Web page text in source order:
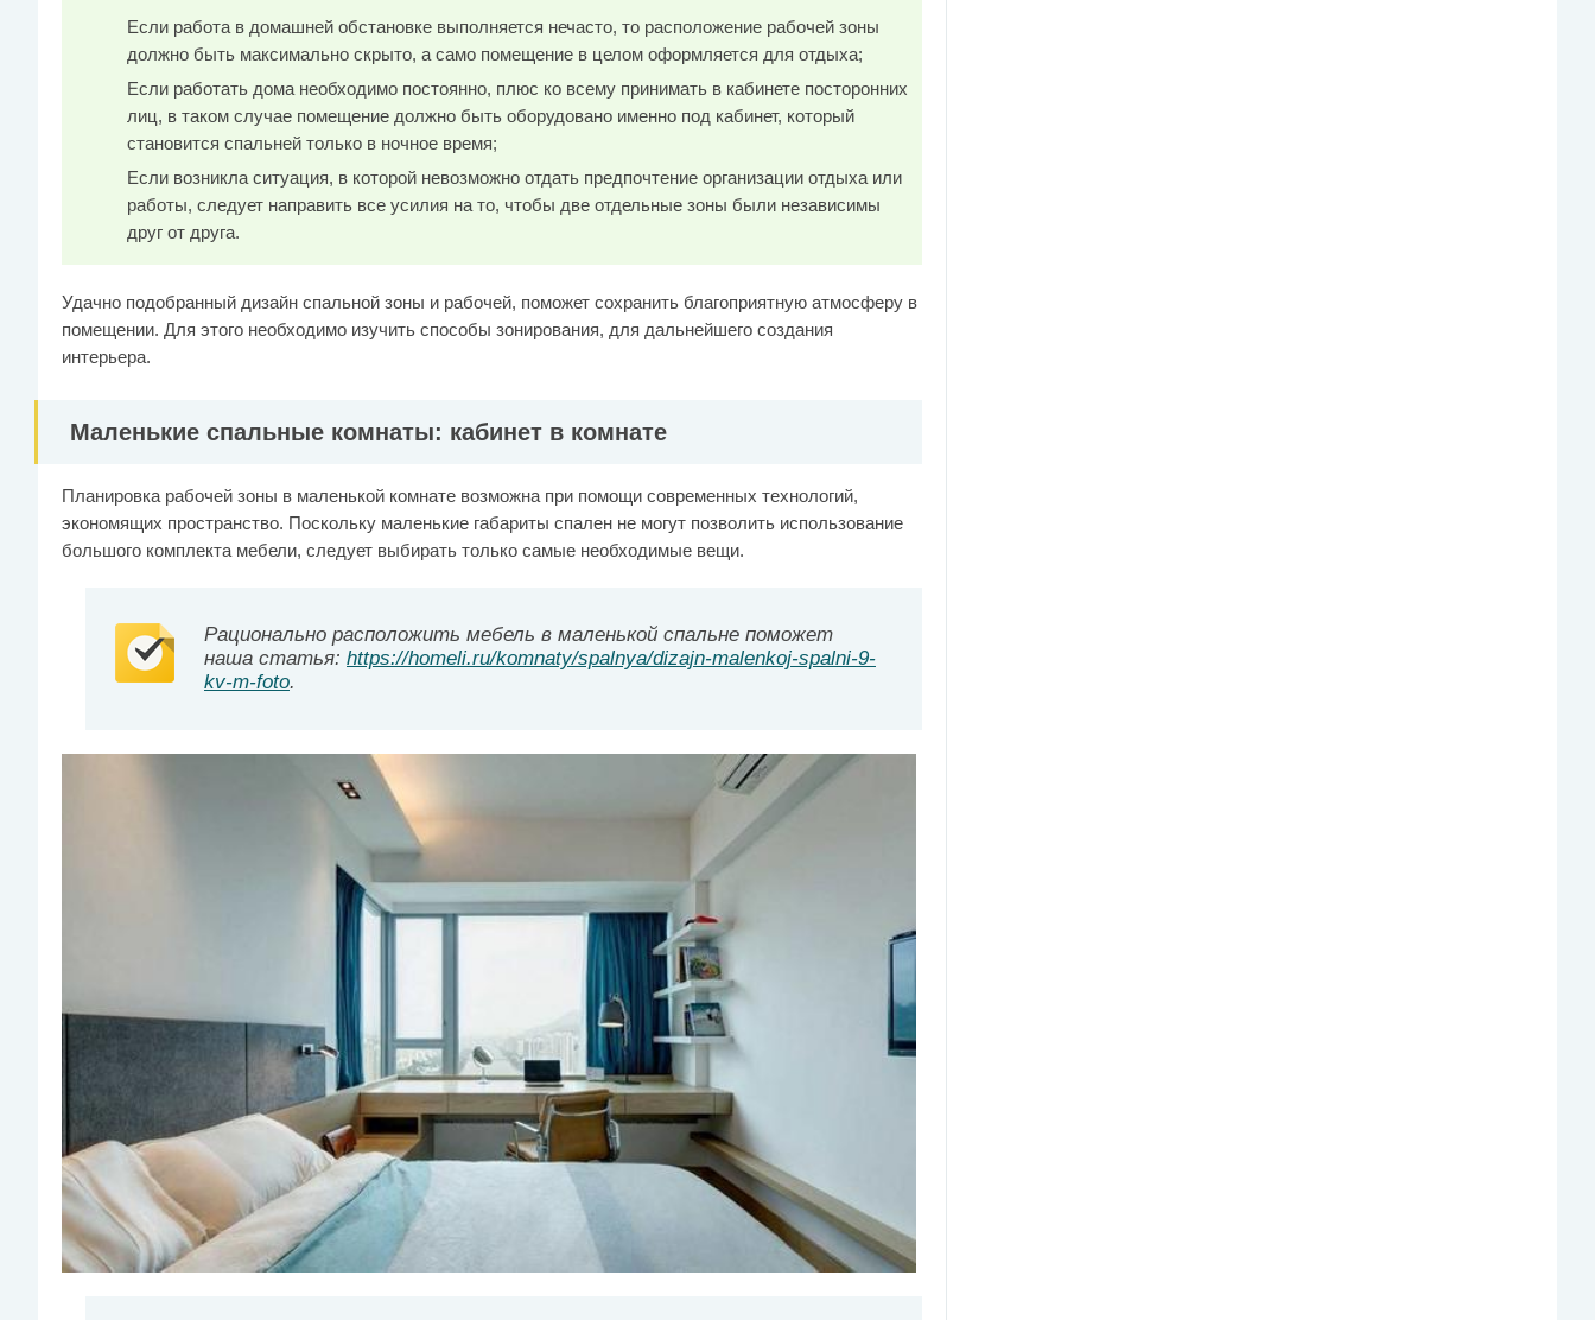
Если работа в домашней обстановке выполняется нечасто, то расположение рабочей зоны
должно быть максимально скрыто, а само помещение в целом оформляется для отдыха;
Если работать дома необходимо постоянно, плюс ко всему принимать в кабинете посторонних
лиц, в таком случае помещение должно быть оборудовано именно под кабинет, который
становится спальней только в ночное время;
Если возникла ситуация, в которой невозможно отдать предпочтение организации отдыха или
работы, следует направить все усилия на то, чтобы две отдельные зоны были независимы
друг от друга.
Удачно подобранный дизайн спальной зоны и рабочей, поможет сохранить благоприятную атмосферу в
помещении. Для этого необходимо изучить способы зонирования, для дальнейшего создания
интерьера.
Маленькие спальные комнаты: кабинет в комнате
Планировка рабочей зоны в маленькой комнате возможна при помощи современных технологий,
экономящих пространство. Поскольку маленькие габариты спален не могут позволить использование
большого комплекта мебели, следует выбирать только самые необходимые вещи.
Рационально расположить мебель в маленькой спальне поможет
наша статья: https://homeli.ru/komnaty/spalnya/dizajn-malenkoj-spalni-9-
kv-m-foto.